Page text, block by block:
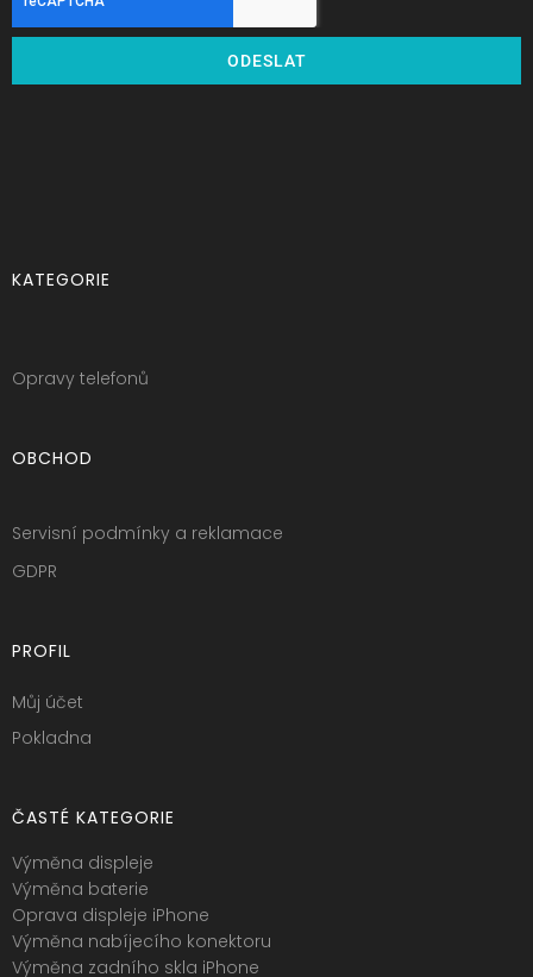
ODESLAT
KATEGORIE
Opravy telefonů
OBCHOD
Servisní podmínky a reklamace
GDPR
PROFIL
Můj účet
Pokladna
ČASTÉ KATEGORIE
Výměna displeje
Výměna baterie
Oprava displeje iPhone
Výměna nabíjecího konektoru
Výměna zadního skla iPhone